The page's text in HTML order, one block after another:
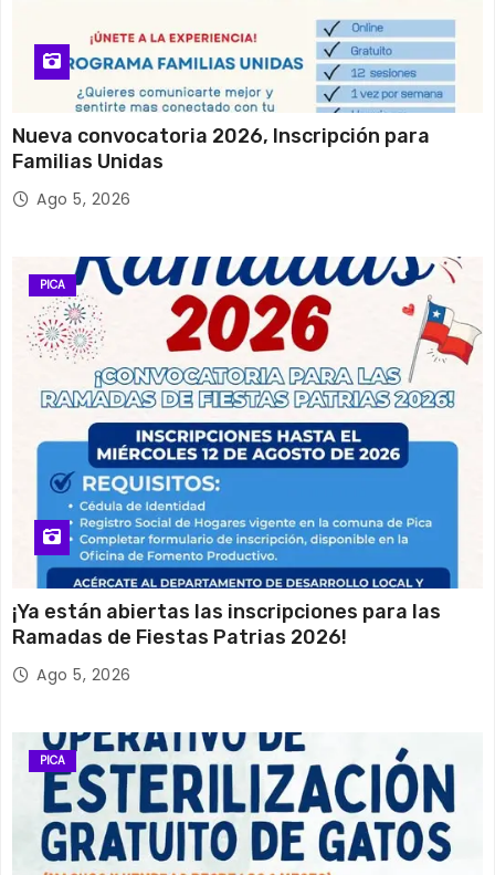
Nueva convocatoria 2026, Inscripción para
Familias Unidas
Ago 5, 2026
PICA
¡Ya están abiertas las inscripciones para las
Ramadas de Fiestas Patrias 2026!
Ago 5, 2026
PICA